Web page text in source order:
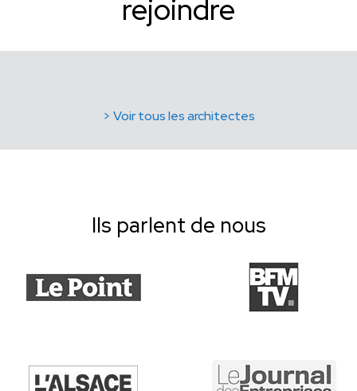
rejoindre
> Voir tous les architectes
Ils parlent de nous